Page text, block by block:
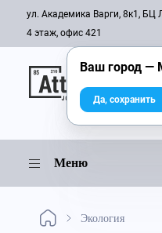
ул. Академика Варги, 8к1, БЦ
4 этаж, офис 421
Онлайн-журнал
Меню
Экология
Ваш город —
Да, сохранить